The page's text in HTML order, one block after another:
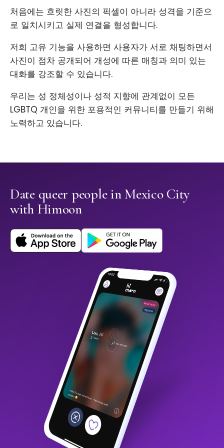
처음에는 흐릿한 사진의 픽셀이 아니라 성격을 기준으
로 일치시키고 실제 연결을 형성합니다.
저희 고유 기능을 사용하면 사용자가 서로 채팅하면서
사진이 점차 공개되어 개성에 따른 매칭과 의미 있는
대화를 강조할 수 있습니다.
우리는 성 정체성이나 성적 지향에 관계없이 모든
LGBTQ 개인을 위한 포용적인 커뮤니티를 만들기 위해
노력하고 있습니다.
Date queer people in Mexico City
with Himoon